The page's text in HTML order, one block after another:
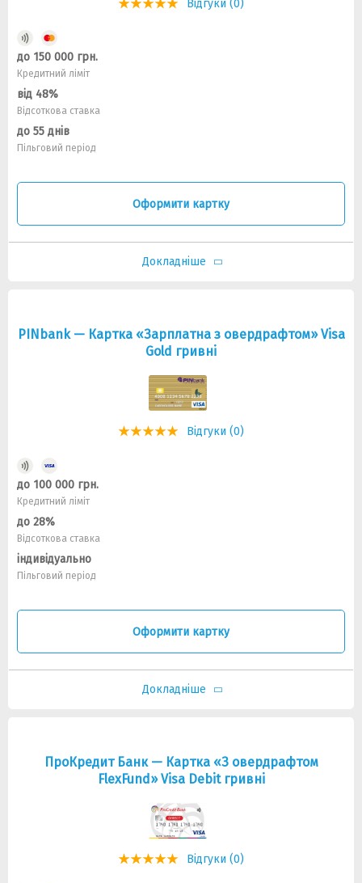
Відгуки (0)
до 150 000 грн.
Кредитний ліміт
від 48%
Відсоткова ставка
до 55 днів
Пільговий період
Оформити картку
Докладніше
PINbank — Картка «Зарплатна з овердрафтом» Visa
Gold гривнi
Відгуки (0)
до 100 000 грн.
Кредитний ліміт
до 28%
Відсоткова ставка
індивідуально
Пільговий період
Оформити картку
Докладніше
ПроКредит Банк — Картка «З овердрафтом
FlexFund» Visa Debit гривнi
Відгуки (0)